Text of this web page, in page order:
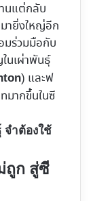
นแต่กลับ
ายิ่งใหญ่อีก
มร่วมมือกับ
นเผ่าพันธุ์
) และฟ
มากขึ้นในซี
จำต้องใช้
ถูก สู่ซี